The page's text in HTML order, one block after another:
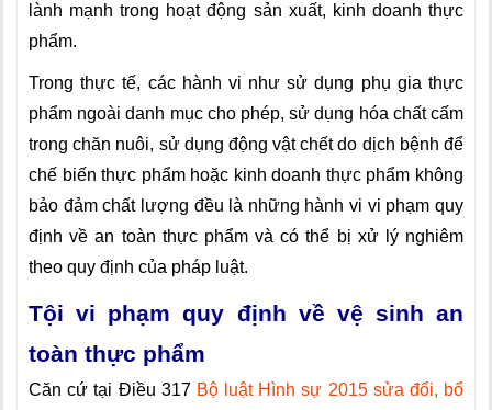
lành mạnh trong hoạt động sản xuất, kinh doanh thực
phẩm.
Trong thực tế, các hành vi như sử dụng phụ gia thực
phẩm ngoài danh mục cho phép, sử dụng hóa chất cấm
trong chăn nuôi, sử dụng động vật chết do dịch bệnh để
chế biến thực phẩm hoặc kinh doanh thực phẩm không
bảo đảm chất lượng đều là những hành vi vi phạm quy
định về an toàn thực phẩm và có thể bị xử lý nghiêm
theo quy định của pháp luật.
Tội vi phạm quy định về vệ sinh an
toàn thực phẩm
Căn cứ tại Điều 317 Bộ luật Hình sự 2015 sửa đổi, bổ